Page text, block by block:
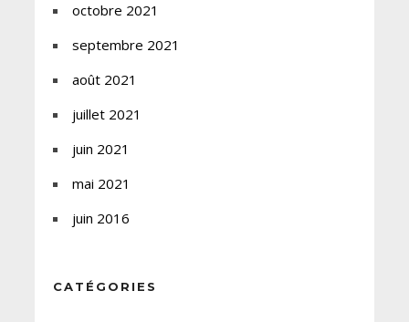
octobre 2021
septembre 2021
août 2021
juillet 2021
juin 2021
mai 2021
juin 2016
CATÉGORIES